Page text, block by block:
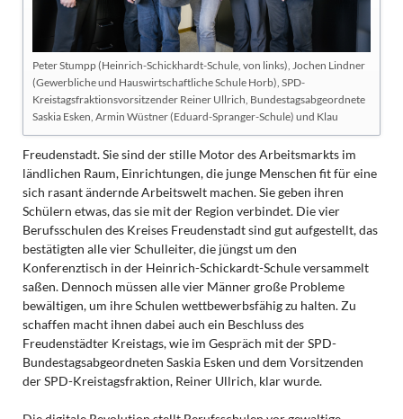
Peter Stumpp (Heinrich-Schickhardt-Schule, von links), Jochen Lindner
(Gewerbliche und Hauswirtschaftliche Schule Horb), SPD-
Kreistagsfraktionsvorsitzender Reiner Ullrich, Bundestagsabgeordnete
Saskia Esken, Armin Wüstner (Eduard-Spranger-Schule) und Klau
Freudenstadt. Sie sind der stille Motor des Arbeitsmarkts im
ländlichen Raum, Einrichtungen, die junge Menschen fit für eine
sich rasant ändernde Arbeitswelt machen. Sie geben ihren
Schülern etwas, das sie mit der Region verbindet. Die vier
Berufsschulen des Kreises Freudenstadt sind gut aufgestellt, das
bestätigten alle vier Schulleiter, die jüngst um den
Konferenztisch in der Heinrich-Schickardt-Schule versammelt
saßen. Dennoch müssen alle vier Männer große Probleme
bewältigen, um ihre Schulen wettbewerbsfähig zu halten. Zu
schaffen macht ihnen dabei auch ein Beschluss des
Freudenstädter Kreistags, wie im Gespräch mit der SPD-
Bundestagsabgeordneten Saskia Esken und dem Vorsitzenden
der SPD-Kreistagsfraktion, Reiner Ullrich, klar wurde.